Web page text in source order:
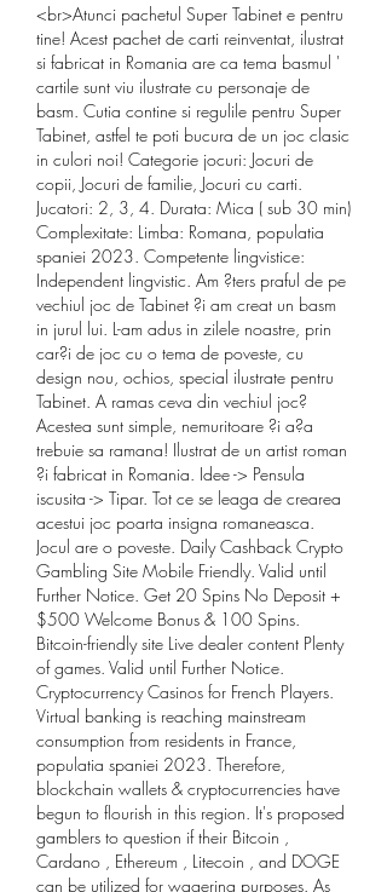
<br>Atunci pachetul Super Tabinet e pentru
tine! Acest pachet de carti reinventat, ilustrat
si fabricat in Romania are ca tema basmul '
cartile sunt viu ilustrate cu personaje de
basm. Cutia contine si regulile pentru Super
Tabinet, astfel te poti bucura de un joc clasic
in culori noi! Categorie jocuri: Jocuri de
copii, Jocuri de familie, Jocuri cu carti.
Jucatori: 2, 3, 4. Durata: Mica ( sub 30 min)
Complexitate: Limba: Romana, populatia
spaniei 2023. Competente lingvistice:
Independent lingvistic. Am ?ters praful de pe
vechiul joc de Tabinet ?i am creat un basm
in jurul lui. L-am adus in zilele noastre, prin
car?i de joc cu o tema de poveste, cu
design nou, ochios, special ilustrate pentru
Tabinet. A ramas ceva din vechiul joc?
Acestea sunt simple, nemuritoare ?i a?a
trebuie sa ramana! Ilustrat de un artist roman
?i fabricat in Romania. Idee -> Pensula
iscusita -> Tipar. Tot ce se leaga de crearea
acestui joc poarta insigna romaneasca.
Jocul are o poveste. Daily Cashback Crypto
Gambling Site Mobile Friendly. Valid until
Further Notice. Get 20 Spins No Deposit +
$500 Welcome Bonus & 100 Spins.
Bitcoin-friendly site Live dealer content Plenty
of games. Valid until Further Notice.
Cryptocurrency Casinos for French Players.
Virtual banking is reaching mainstream
consumption from residents in France,
populatia spaniei 2023. Therefore,
blockchain wallets & cryptocurrencies have
begun to flourish in this region. It's proposed
gamblers to question if their Bitcoin ,
Cardano , Ethereum , Litecoin , and DOGE
can be utilized for wagering purposes. As